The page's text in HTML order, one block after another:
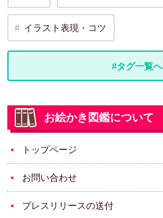
イラスト表現・コツ
#タグ一覧へ
お絵かき図鑑について
トップページ
お問い合わせ
プレスリリースの送付